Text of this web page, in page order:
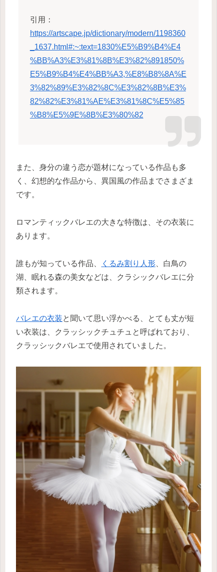
引用：
https://artscape.jp/dictionary/modern/1198360
_1637.html#:~:text=1830%E5%B9%B4%E4
%BB%A3%E3%81%8B%E3%82%891850%
E5%B9%B4%E4%BB%A3,%E8%B8%8A%E
3%82%89%E3%82%8C%E3%82%8B%E3%
82%82%E3%81%AE%E3%81%8C%E5%85
%B8%E5%9E%8B%E3%80%82
また、身分の違う恋が題材になっている作品も多
く、幻想的な作品から、異国風の作品までさまざま
です。
ロマンティックバレエの大きな特徴は、その衣装に
あります。
誰もが知っている作品、 くるみ割り人形 、白鳥の
湖、眠れる森の美女などは、クラシックバレエに分
類されます。
バレエの衣装と聞いて思い浮かべる、とても丈が短
い衣装は、クラッシックチュチュと呼ばれており、
クラッシックバレエで使用されていました。